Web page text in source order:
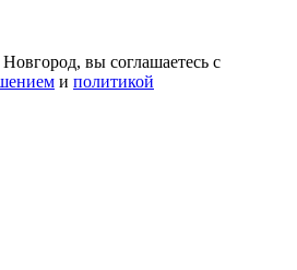
вы соглашаетесь с
и политикой